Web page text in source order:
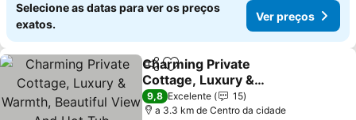
Selecione as datas para ver os preços
exatos.
Ver preços
PartilharAdicionar aos favoritos
Charming Private
Cottage, Luxury &
Warmth, Beautiful View
And Hot Tub
Ver preços
9,8 Excelente
15
a 3.3 km de Centro da cidade